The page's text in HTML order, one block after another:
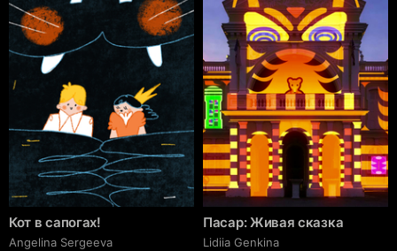
Кот в сапогах!
Angelina Sergeeva
Пасар: Живая сказка
Lidiia Genkina